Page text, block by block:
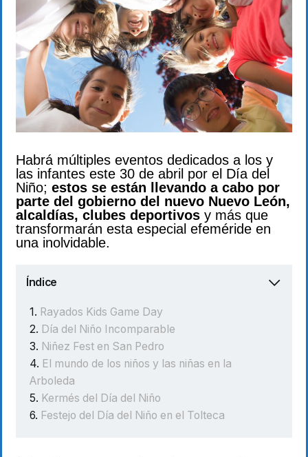
Habrá múltiples eventos dedicados a los y
las infantes este 30 de abril por el Día del
Niño; estos se están llevando a cabo por
parte del gobierno del nuevo Nuevo León,
alcaldías, clubes deportivos y más que
transformarán esta especial efeméride en
una inolvidable.
Índice
Rayados Kids Game Day
Día del Niño Incomparable
Niñez Fest en San Pedro
El mundo de los niños y las niñas en la
Arboleda
Kermés del Día del Niño
Festejo del Día del Niño en el Tolteca